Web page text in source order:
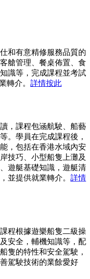
和有意精修服務品質的
艙管理、餐桌佈置、食
識等，完成課程並考試
轉介。 詳情按此
，課程包涵航駛、船藝
。學員在完成課程後，
，包括在香港水域內安
技巧、小型船隻上灘及
遊艇基礎知識，遊艇清
並提供就業轉介。 詳情
程根據遊樂船隻二級操
安全，輔機知識等，配
隻的特性和安全駕駛，
駕駛技術的業餘愛好